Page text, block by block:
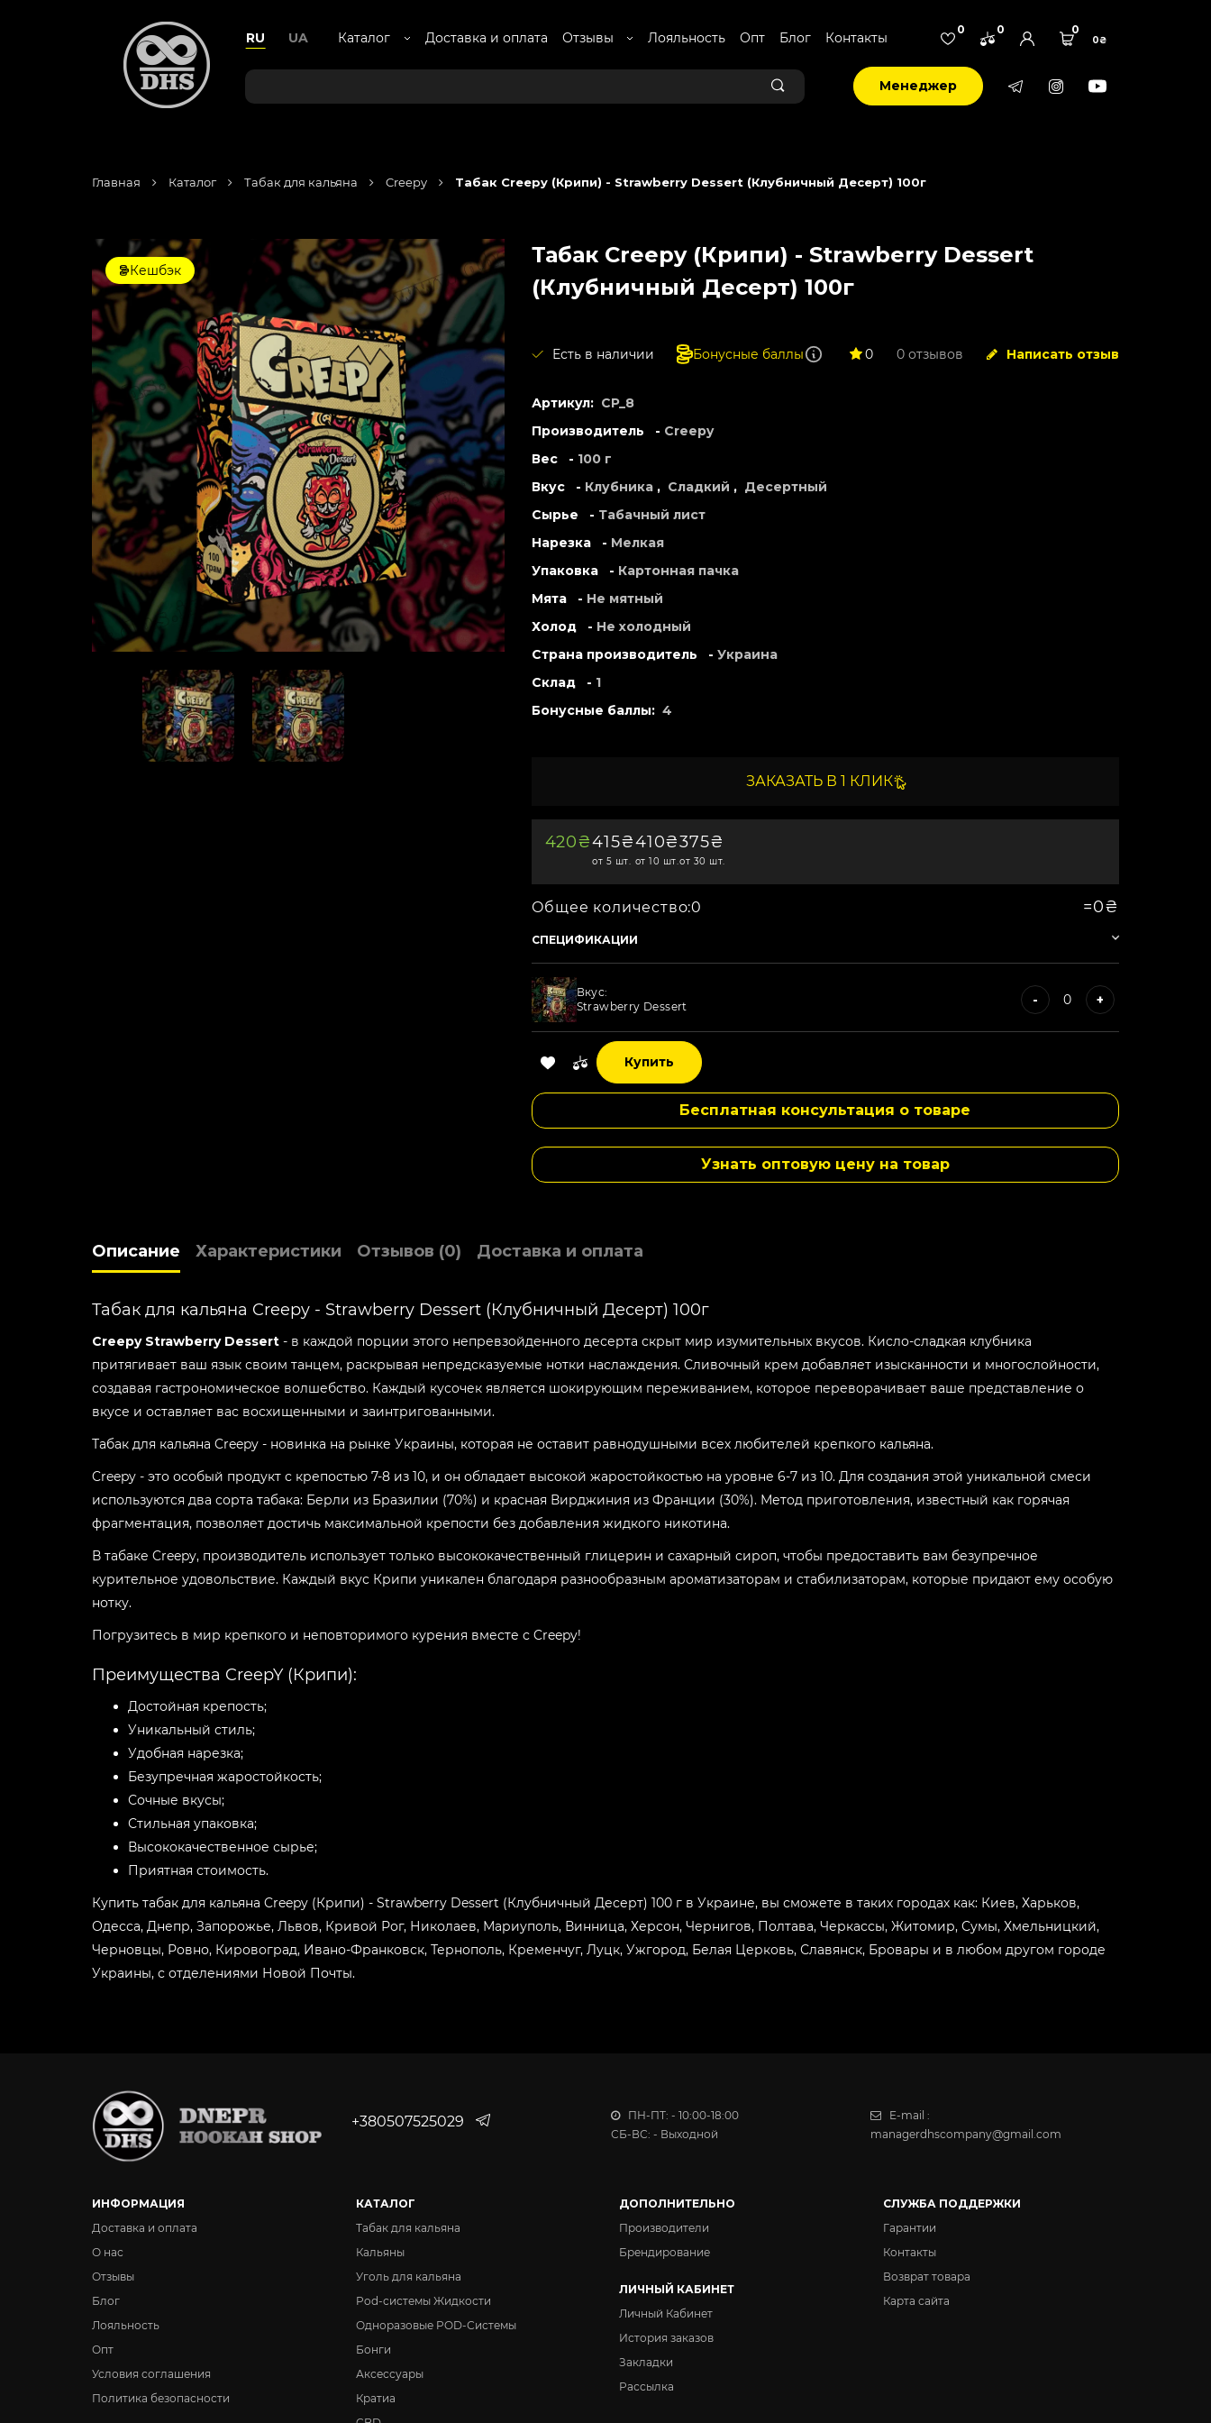
RU UA Каталог Доставка и оплата Отзывы Лояльность Опт Блог Контакты
0 0 0
0₴
Менеджер
Главная Каталог Табак для кальяна Creepy Табак Creepy (Крипи) - Strawberry Dessert (Клубничный Десерт) 100г
Кешбэк
Табак Creepy (Крипи) - Strawberry Dessert
(Клубничный Десерт) 100г
Есть в наличии Бонусные баллы 0 0 отзывов Написать отзыв
Артикул: CP_8
Производитель - Creepy
Вес - 100 г
Вкус - Клубника, Сладкий , Десертный
Сырье - Табачный лист
Нарезка - Мелкая
Упаковка - Картонная пачка
Мята - Не мятный
Холод - Не холодный
Страна производитель - Украина
Склад - 1
Бонусные баллы: 4
ЗАКАЗАТЬ В 1 КЛИК
420₴415₴
от 5 шт.
410₴
от 10 шт.
375₴
от 30 шт.
Общее количество:0 =0₴
СПЕЦИФИКАЦИИ
Вкус:
Berry Halls
Вкус:
Blueberry
Вкус:
- +
Вкус:
Strawberry Dessert
- +
Raspberry
Mango
Вкус:
Pineapple
Lemon
-
Вкус:
Вкус:
Вкус:
Вкус:
Lemongrass
- +
Wunschpunsch
Купить
Бесплатная консультация о товаре
Узнать оптовую цену на товар
Описание Характеристики Отзывов (0) Доставка и оплата
Табак для кальяна Creepy - Strawberry Dessert (Клубничный Десерт) 100г
Creepy Strawberry Dessert - в каждой порции этого непревзойденного десерта скрыт мир изумительных вкусов. Кисло-сладкая клубника
притягивает ваш язык своим танцем, раскрывая непредсказуемые нотки наслаждения. Сливочный крем добавляет изысканности и многослойности,
создавая гастрономическое волшебство. Каждый кусочек является шокирующим переживанием, которое переворачивает ваше представление о
вкусе и оставляет вас восхищенными и заинтригованными.
Табак для кальяна Creepy - новинка на рынке Украины, которая не оставит равнодушными всех любителей крепкого кальяна.
Creepy - это особый продукт с крепостью 7-8 из 10, и он обладает высокой жаростойкостью на уровне 6-7 из 10. Для создания этой уникальной смеси
используются два сорта табака: Берли из Бразилии (70%) и красная Вирджиния из Франции (30%). Метод приготовления, известный как горячая
фрагментация, позволяет достичь максимальной крепости без добавления жидкого никотина.
В табаке Creepy, производитель использует только высококачественный глицерин и сахарный сироп, чтобы предоставить вам безупречное
курительное удовольствие. Каждый вкус Крипи уникален благодаря разнообразным ароматизаторам и стабилизаторам, которые придают ему особую
нотку.
Погрузитесь в мир крепкого и неповторимого курения вместе с Creepy!
Преимущества CreepY (Крипи):
Достойная крепость;
Уникальный стиль;
Удобная нарезка;
Безупречная жаростойкость;
Сочные вкусы;
Стильная упаковка;
Высококачественное сырье;
Приятная стоимость.
Купить табак для кальяна Creepy (Крипи) - Strawberry Dessert (Клубничный Десерт) 100 г в Украине, вы сможете в таких городах как: Киев, Харьков,
Одесса, Днепр, Запорожье, Львов, Кривой Рог, Николаев, Мариуполь, Винница, Херсон, Чернигов, Полтава, Черкассы, Житомир, Сумы, Хмельницкий,
Черновцы, Ровно, Кировоград, Ивано-Франковск, Тернополь, Кременчуг, Луцк, Ужгород, Белая Церковь, Славянск, Бровары и в любом другом городе
Украины, с отделениями Новой Почты.
+380507525029
ПН-ПТ: - 10:00-18:00
СБ-ВС: - Выходной
E-mail :
managerdhscompany@gmail.com
ИНФОРМАЦИЯ
Доставка и оплата
О нас
Отзывы
Блог
Лояльность
Опт
Условия соглашения
Политика безопасности
КАТАЛОГ
Табак для кальяна
Кальяны
Уголь для кальяна
Pod-системы Жидкости
Одноразовые POD-Системы
Бонги
Аксессуары
Кратиа
ДОПОЛНИТЕЛЬНО
Производители
Брендирование
ЛИЧНЫЙ КАБИНЕТ
Личный Кабинет
История заказов
Закладки
Рассылка
СЛУЖБА ПОДДЕРЖКИ
Гарантии
Контакты
Возврат товара
Карта сайта